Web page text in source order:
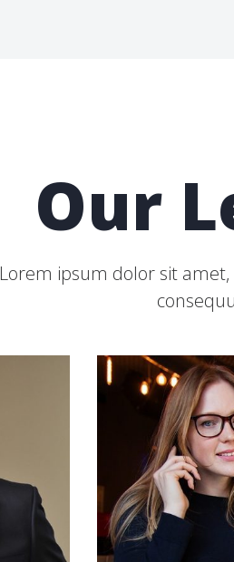
Our
Lorem ipsum dolor sit